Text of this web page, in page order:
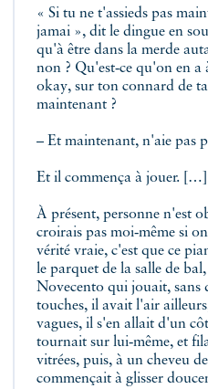
« Si tu ne t'assieds pas
jamai », dit le dingue en
qu'à être dans la merde
non ? Qu'est‑ce qu'on en a
okay, sur ton connard de
maintenant ?
– Et maintenant, n'aie pas
Et il commença à jouer. […]
À présent, personne n'est
croirais pas moi‑même si
vérité vraie, c'est que ce
le parquet de la salle de
Novecento qui jouait, sans
touches, il avait l'air
vagues, il s'en allait d'un
tournait sur lui‑même, et
vitrées, puis, à un cheveu
commençait à glisser